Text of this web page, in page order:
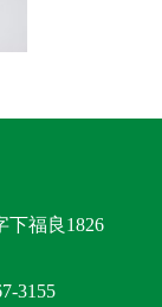
福良1826
3155